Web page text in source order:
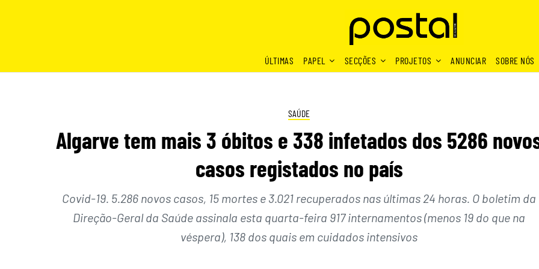
ÚLTIMAS
PAPEL SECÇÕES PROJETOS ANUNCIAR SOBRE NÓS
SAÚDE
Algarve tem mais 3 óbitos e 338 infetados dos 5286
casos registados no país
Covid-19. 5.286 novos casos, 15 mortes e 3.021 recuperados nas últimas 24 horas. O boletim da
Direção-Geral da Saúde assinala esta quarta-feira 917 internamentos (menos 19 do que na
véspera), 138 dos quais em cuidados intensivos